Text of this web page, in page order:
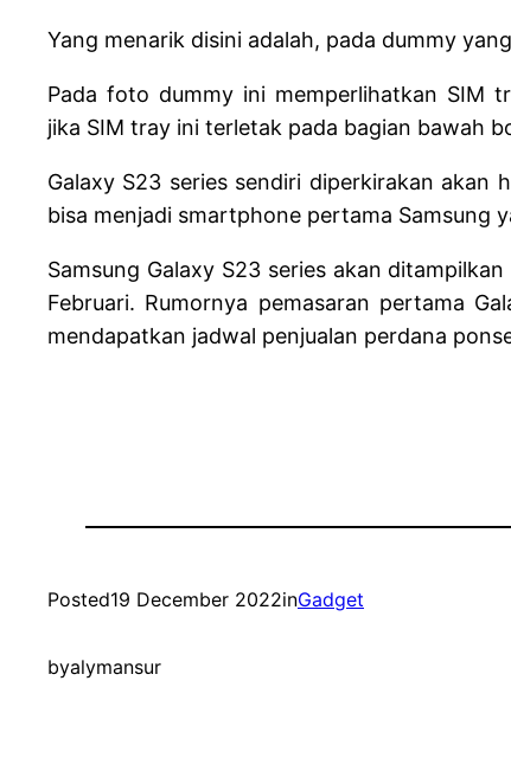
Yang menarik disini adalah, pada dummy
Pada foto dummy ini memperlihatkan SIM
jika SIM tray ini terletak pada bagian bawah
Galaxy S23 series sendiri diperkirakan akan
bisa menjadi smartphone pertama Samsung
Samsung Galaxy S23 series akan
Februari. Rumornya pemasaran pertama
mendapatkan jadwal penjualan perdana
Posted19 December 2022inGadget
byalymansur